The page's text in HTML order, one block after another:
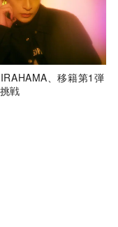
、移籍第1弾
戦